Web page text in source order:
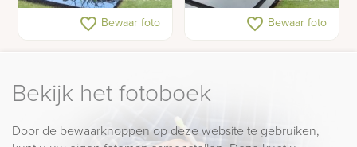
Herdenkingsmonument
favorite_border Bewaar foto
Grafsteen met kruis in
lettersteenfavorite_border Bewaar foto
Bekijk het fotoboek
Door de bewaarknoppen op deze website te gebruiken,